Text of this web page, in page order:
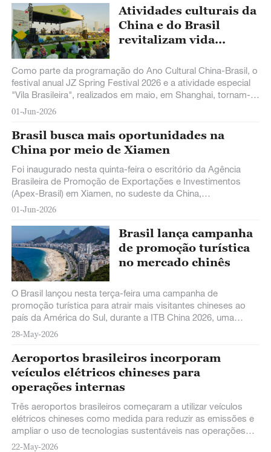
especialistas para discutir vias de cooperação no setor de
finanças digitais.
Atividades culturais da
China e do Brasil
revitalizam vida
Como parte da programação do Ano Cultural China-Brasil, o
festival anual JZ Spring Festival 2026 e a atividade especial
"Vila Brasileira", realizados em maio, em Shanghai, tornam-
se pontes que estreitam a comunicação entre chineses e
01-Jun-2026
Brasil busca mais oportunidades na
China por meio de Xiamen
Foi inaugurado nesta quinta-feira o escritório da Agência
Brasileira de Promoção de Exportações e Investimentos
(Apex-Brasil) em Xiamen, no sudeste da China,
representando o papel cada vez mais importante desta
cooperação e intercâmbio.
01-Jun-2026
Brasil lança campanha
de promoção turística
no mercado chinês
O Brasil lançou nesta terça-feira uma campanha de
promoção turística para atrair mais visitantes chineses ao
país da América do Sul, durante a ITB China 2026, uma
importante feira internacional de turismo.
28-May-2026
Aeroportos brasileiros incorporam
veículos elétricos chineses para
operações internas
Três aeroportos brasileiros começaram a utilizar veículos
elétricos chineses como medida para reduzir as emissões e
ampliar o uso de tecnologias sustentáveis nas operações
aeroportuárias, anunciaram fontes do setor nesta terça-feira.
22-May-2026